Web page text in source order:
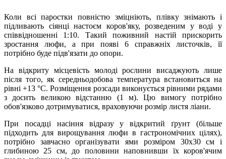
Коли всі паростки повністю зміцніють, плівку знімають і
підливають сіянці настоєм коров'яку, розведеним у воді у
співвідношенні 1:10. Такий поживний настій прискорить
зростання люфи, а при появі 6 справжніх листочків, її
потрібно буде підв'язати до опори.
На відкриту місцевість молоді рослини висаджують лише
після того, як середньодобова температура встановиться на
рівні +13 °C. Розміщення розсади виконується рівними рядами
з досить великою відстанню (1 м). Цю вимогу потрібно
обов'язково дотримуватися, враховуючи розмір листя ліани.
При посадці насіння відразу у відкритий ґрунт (більше
підходить для вирощування люфи в гастрономічних цілях),
потрібно завчасно організувати ями розміром 30х30 см і
глибиною 25 см, до половини наповнивши їх коров'ячим